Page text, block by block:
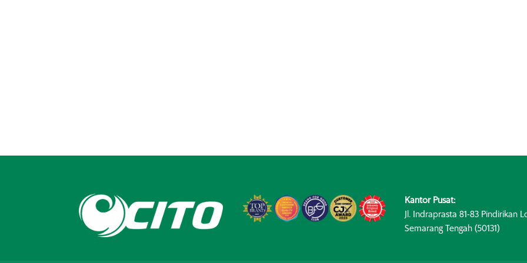
Kantor Pusat:
Jl. Indraprasta 81-83 Pindirikan
Semarang Tengah (50131)